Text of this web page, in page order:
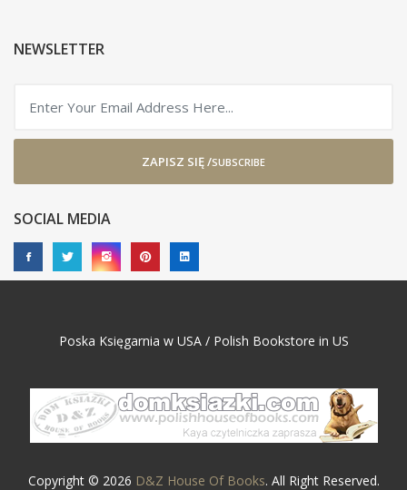
NEWSLETTER
ZAPISZ SIĘ /SUBSCRIBE
SOCIAL MEDIA
Poska Księgarnia w USA / Polish Bookstore in US
Copyright © 2026 D&Z House Of Books. All Right Reserved.